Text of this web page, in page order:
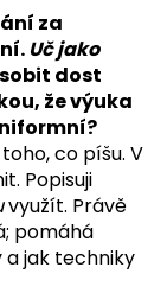
za
Uč jako
dost
že výuka
co píšu. V
Popisuji
využít. Právě
pomáhá
a jak techniky